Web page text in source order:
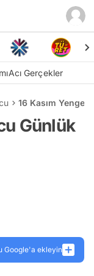
Acı Gerçekler
16 Kasım
Günlük
Google'a ekleyin